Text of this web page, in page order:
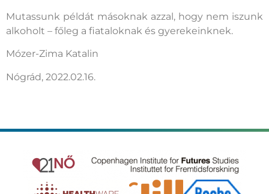
Mutassunk példát másoknak azzal, hogy nem iszunk
alkoholt – főleg a fiataloknak és gyerekeinknek.
Mózer-Zima Katalin
Nógrád, 2022.02.16.